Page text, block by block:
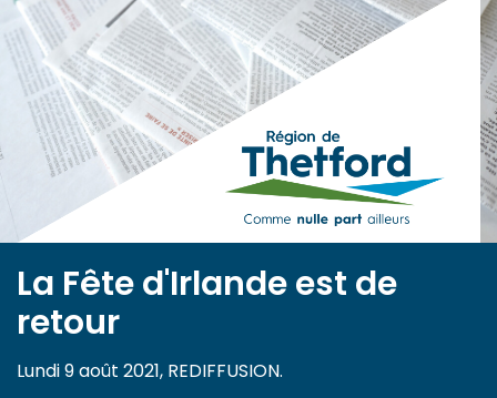
submenu (Nouvelles )
submenu (Documentation )
La Fête d'Irlande est de
retour
Lundi 9 août 2021, REDIFFUSION.